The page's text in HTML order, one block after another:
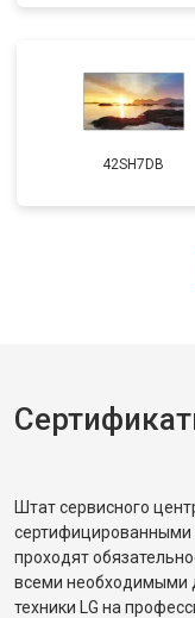
42SH7DB
Штат сервисного
сертифицированными
проходят
всеми необходимыми
техники LG на